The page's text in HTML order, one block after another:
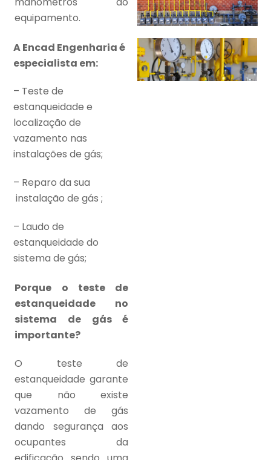
equipamento.
A Encad Engenharia é
especialista em:
– Teste de
estanqueidade e
localização de
vazamento nas
instalações de gás;
– Reparo da sua
instalação de gás ;
– Laudo de
estanqueidade do
sistema de gás;
Porque o teste de
estanqueidade no
sistema de gás é
importante?
O teste de
estanqueidade garante
que não existe
vazamento de gás
dando segurançaaos
ocupantes da